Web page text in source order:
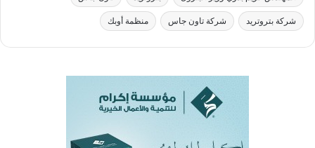
شركة بتروتريد شركة تاون جاس منظمة أوبك